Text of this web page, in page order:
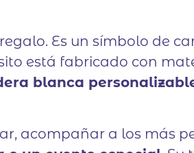
Es un símbolo de
está fabricado con
blanca
acompañar a los más